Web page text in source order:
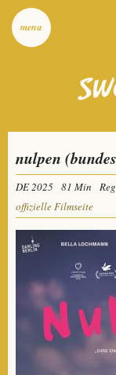
menu
nulpen
DE 2025 81 Min
offizielle Filmseite